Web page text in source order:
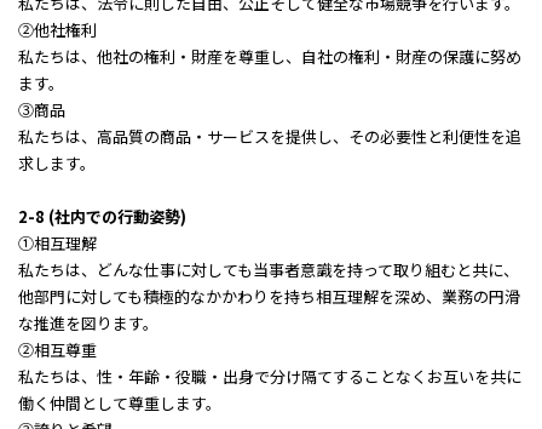
②他社権利
私たちは、他社の権利・財産を尊重し、自社の権利・財産の保護に努め
ます。
③商品
私たちは、高品質の商品・サービスを提供し、その必要性と利便性を追
求します。
2-8 (社内での行動姿勢)
①相互理解
私たちは、どんな仕事に対しても当事者意識を持って取り組むと共に、
他部門に対しても積極的なかかわりを持ち相互理解を深め、業務の円滑
な推進を図ります。
②相互尊重
私たちは、性・年齢・役職・出身で分け隔てすることなくお互いを共に
働く仲間として尊重します。